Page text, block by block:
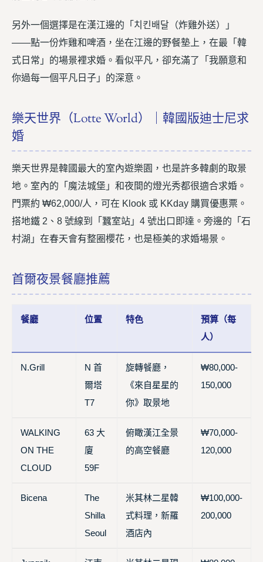
另外一個選擇是在漢江邊的「치킨배달（炸雞外送）」
——點一份炸雞和啤酒，坐在江邊的野餐墊上，在最「韓
式日常」的場景裡求婚。看似平凡，卻充滿了「我願意和
你過每一個平凡日子」的深意。
樂天世界（Lotte World）｜韓國版迪士尼求
婚
樂天世界是韓國最大的室內遊樂園，也是許多韓劇的取景
地。室內的「魔法城堡」和夜間的燈光秀都很適合求婚。
門票約 ₩62,000/人，可在 Klook 或 KKday 購買優惠票。
搭地鐵 2、8 號線到「蠶室站」4 號出口即達。旁邊的「石
村湖」在春天會有整圈櫻花，也是極美的求婚場景。
首爾夜景餐廳推薦
餐廳 位置 特色
預算（每
人）
N.Grill
N 首
爾塔
T7
旋轉餐廳，
《來自星星的
你》取景地
₩80,000-
150,000
WALKING
ON THE
CLOUD
63 大
廈
59F
俯瞰漢江全景
的高空餐廳
₩70,000-
120,000
Bicena
The
Shilla
Seoul
米其林二星韓
式料理，新羅
酒店內
₩100,000-
200,000